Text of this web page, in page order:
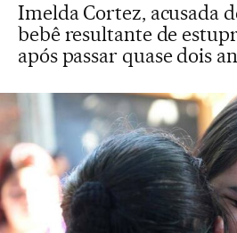
Imelda Cortez, acusada
bebê resultante de
após passar quase dois